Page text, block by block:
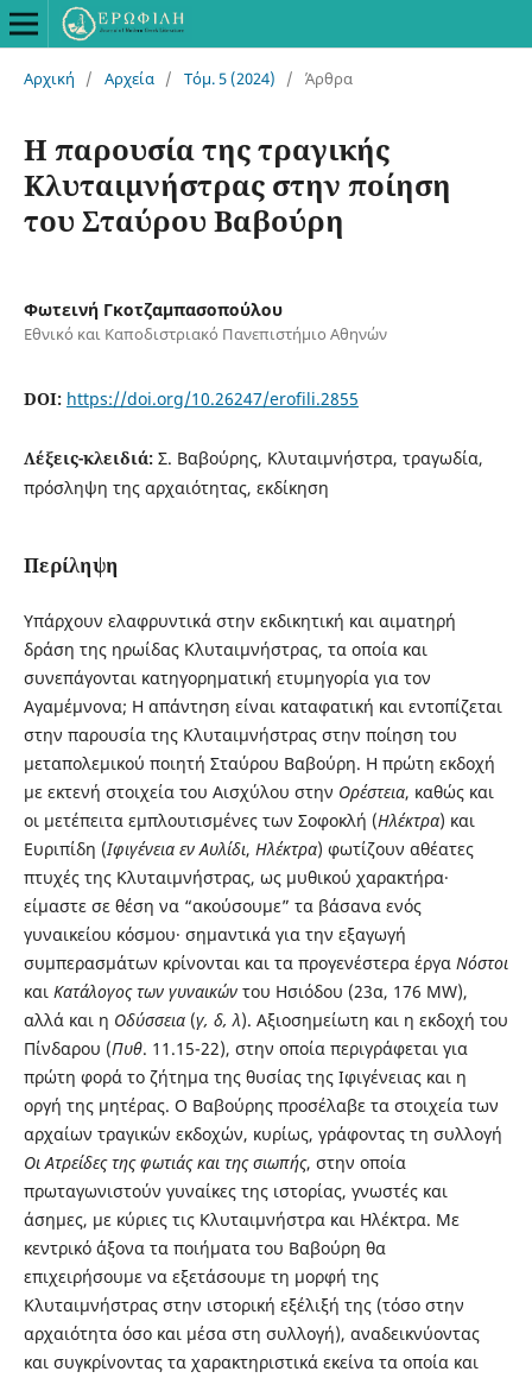
Αρχική / Αρχεία / Τόμ. 5 (2024) / Άρθρα
Η παρουσία της τραγικής
Κλυταιμνήστρας στην ποίηση
του Σταύρου Βαβούρη
Φωτεινή Γκοτζαμπασοπούλου
Εθνικό και Καποδιστριακό Πανεπιστήμιο Αθηνών
DOI: https://doi.org/10.26247/erofili.2855
Λέξεις-κλειδιά: Σ. Βαβούρης, Κλυταιμνήστρα, τραγωδία,
πρόσληψη της αρχαιότητας, εκδίκηση
Περίληψη
Υπάρχουν ελαφρυντικά στην εκδικητική και αιματηρή
δράση της ηρωίδας Κλυταιμνήστρας, τα οποία και
συνεπάγονται κατηγορηματική ετυμηγορία για τον
Αγαμέμνονα; Η απάντηση είναι καταφατική και εντοπίζεται
στην παρουσία της Κλυταιμνήστρας στην ποίηση του
μεταπολεμικού ποιητή Σταύρου Βαβούρη. Η πρώτη εκδοχή
με εκτενή στοιχεία του Αισχύλου στην Ορέστεια, καθώς και
οι μετέπειτα εμπλουτισμένες των Σοφοκλή (Ηλέκτρα) και
Ευριπίδη (Ιφιγένεια εν Αυλίδι, Ηλέκτρα) φωτίζουν αθέατες
πτυχές της Κλυταιμνήστρας, ως μυθικού χαρακτήρα·
είμαστε σε θέση να “ακούσουμε” τα βάσανα ενός
γυναικείου κόσμου· σημαντικά για την εξαγωγή
συμπερασμάτων κρίνονται και τα προγενέστερα έργα Νόστοι
και Κατάλογος των γυναικώντου Ησιόδου (23α, 176 MW),
αλλά και η Οδύσσεια(γ, δ, λ). Αξιοσημείωτη και η εκδοχή του
Πίνδαρου (Πυθ. 11.15-22), στην οποία περιγράφεται για
πρώτη φορά το ζήτημα της θυσίας της Ιφιγένειας και η
οργή της μητέρας. Ο Βαβούρης προσέλαβε τα στοιχεία των
αρχαίων τραγικών εκδοχών, κυρίως, γράφοντας τη συλλογή
Οι Ατρείδες της φωτιάς και της σιωπής, στην οποία
πρωταγωνιστούν γυναίκες της ιστορίας, γνωστές και
άσημες, με κύριες τις Κλυταιμνήστρα και Ηλέκτρα. Με
κεντρικό άξονα τα ποιήματα του Βαβούρη θα
επιχειρήσουμε να εξετάσουμε τη μορφή της
Κλυταιμνήστρας στην ιστορική εξέλιξή της (τόσο στην
αρχαιότητα όσο και μέσα στη συλλογή), αναδεικνύοντας
και συγκρίνοντας τα χαρακτηριστικά εκείνα τα οποία και